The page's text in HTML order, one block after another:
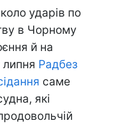
ударів по
в Чорному
й на
Радбез
саме
які